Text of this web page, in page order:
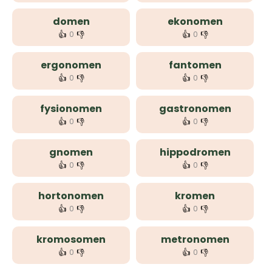
domen
👍 0 👎
ekonomen
👍 0 👎
ergonomen
👍 0 👎
fantomen
👍 0 👎
fysionomen
👍 0 👎
gastronomen
👍 0 👎
gnomen
👍 0 👎
hippodromen
👍 0 👎
hortonomen
👍 0 👎
kromen
👍 0 👎
kromosomen
👍 0 👎
metronomen
👍 0 👎